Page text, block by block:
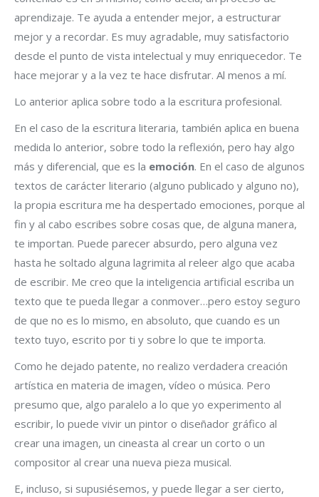
aprendizaje. Te ayuda a entender mejor, a estructurar
mejor y a recordar. Es muy agradable, muy satisfactorio
desde el punto de vista intelectual y muy enriquecedor. Te
hace mejorar y a la vez te hace disfrutar. Al menos a mí.
Lo anterior aplica sobre todo a la escritura profesional.
En el caso de la escritura literaria, también aplica en buena
medida lo anterior, sobre todo la reflexión, pero hay algo
más y diferencial, que es la emoción. En el caso de algunos
textos de carácter literario (alguno publicado y alguno no),
la propia escritura me ha despertado emociones, porque al
fin y al cabo escribes sobre cosas que, de alguna manera,
te importan. Puede parecer absurdo, pero alguna vez
hasta he soltado alguna lagrimita al releer algo que acaba
de escribir. Me creo que la inteligencia artificial escriba un
texto que te pueda llegar a conmover…pero estoy seguro
de que no es lo mismo, en absoluto, que cuando es un
texto tuyo, escrito por ti y sobre lo que te importa.
Como he dejado patente, no realizo verdadera creación
artística en materia de imagen, vídeo o música. Pero
presumo que, algo paralelo a lo que yo experimento al
escribir, lo puede vivir un pintor o diseñador gráfico al
crear una imagen, un cineasta al crear un corto o un
compositor al crear una nueva pieza musical.
E, incluso, si supusiésemos, y puede llegar a ser cierto,